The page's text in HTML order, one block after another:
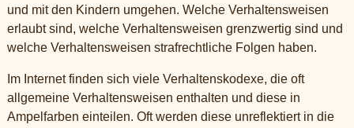
und mit den Kindern umgehen. Welche Verhaltensweisen
erlaubt sind, welche Verhaltensweisen grenzwertig sind und
welche Verhaltensweisen strafrechtliche Folgen haben.
Im Internet finden sich viele Verhaltenskodexe, die oft
allgemeine Verhaltensweisen enthalten und diese in
Ampelfarben einteilen. Oft werden diese unreflektiert in die